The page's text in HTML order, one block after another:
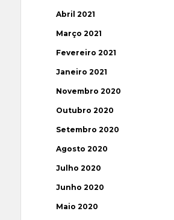
Abril 2021
Março 2021
Fevereiro 2021
Janeiro 2021
Novembro 2020
Outubro 2020
Setembro 2020
Agosto 2020
Julho 2020
Junho 2020
Maio 2020